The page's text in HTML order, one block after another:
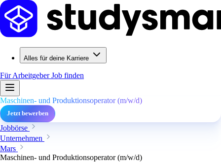
Alles für deine Karriere
Für ArbeitgeberJob finden
Maschinen- und Produktionsoperator (m/w/d)
Jetzt bewerben
Jobbörse
Unternehmen
Mars
Maschinen- und Produktionsoperator (m/w/d)